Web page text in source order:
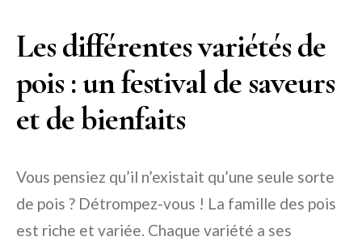
Les différentes variétés de
pois : un festival de saveurs
et de bienfaits
Vous pensiez qu’il n’existait qu’une seule sorte
de pois ? Détrompez-vous ! La famille des pois
est riche et variée. Chaque variété a ses